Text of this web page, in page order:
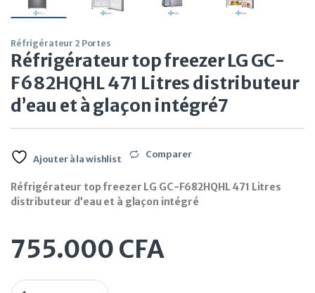
Réfrigérateur 2 Portes
Réfrigérateur top freezer LG GC-
F682HQHL 471 Litres distributeur
d’eau et à glaçon intégré7
Ajouter à la wishlist Comparer
Réfrigérateur top freezer LG GC-F682HQHL 471 Litres
distributeur d’eau et à glaçon intégré
755.000 CFA
Réfrigérateur top freezer LG GC-F682HQHL 471 Litres